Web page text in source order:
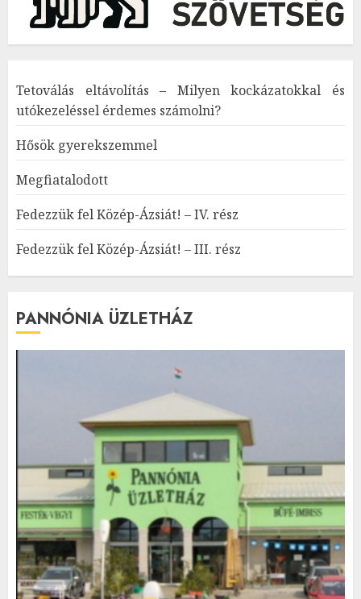
Tetoválás eltávolítás – Milyen kockázatokkal és
utókezeléssel érdemes számolni?
Hősök gyerekszemmel
Megfiatalodott
Fedezzük fel Közép-Ázsiát! – IV. rész
Fedezzük fel Közép-Ázsiát! – III. rész
PANNÓNIA ÜZLETHÁZ